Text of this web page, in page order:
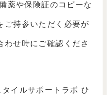
薬や保険証のコピーな
ご持参いただく必要が
わせ時にご確認くださ
イルサポートラボ ひ